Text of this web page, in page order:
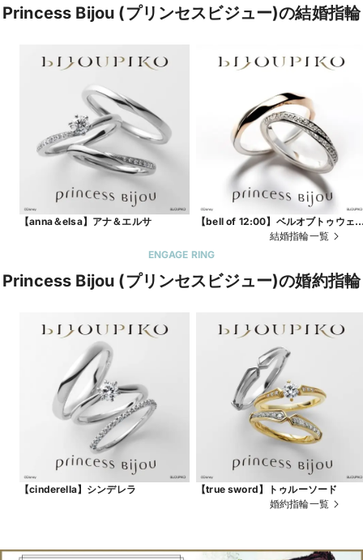
Princess Bijou (プリンセスビジュー)の結婚指輪
【anna＆elsa】アナ＆エルサ
【bell of 12:00】ベルオブトゥウェ
結婚指輪一覧
ENGAGE RING
Princess Bijou (プリンセスビジュー)の婚約指輪
【cinderella】シンデレラ
【true sword】トゥルーソード
婚約指輪一覧